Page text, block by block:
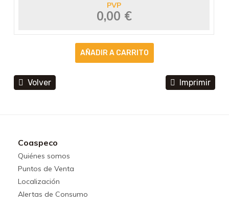
PVP
0,00 €
Volver Imprimir
Coaspeco
Quiénes somos
Puntos de Venta
Localización
Alertas de Consumo